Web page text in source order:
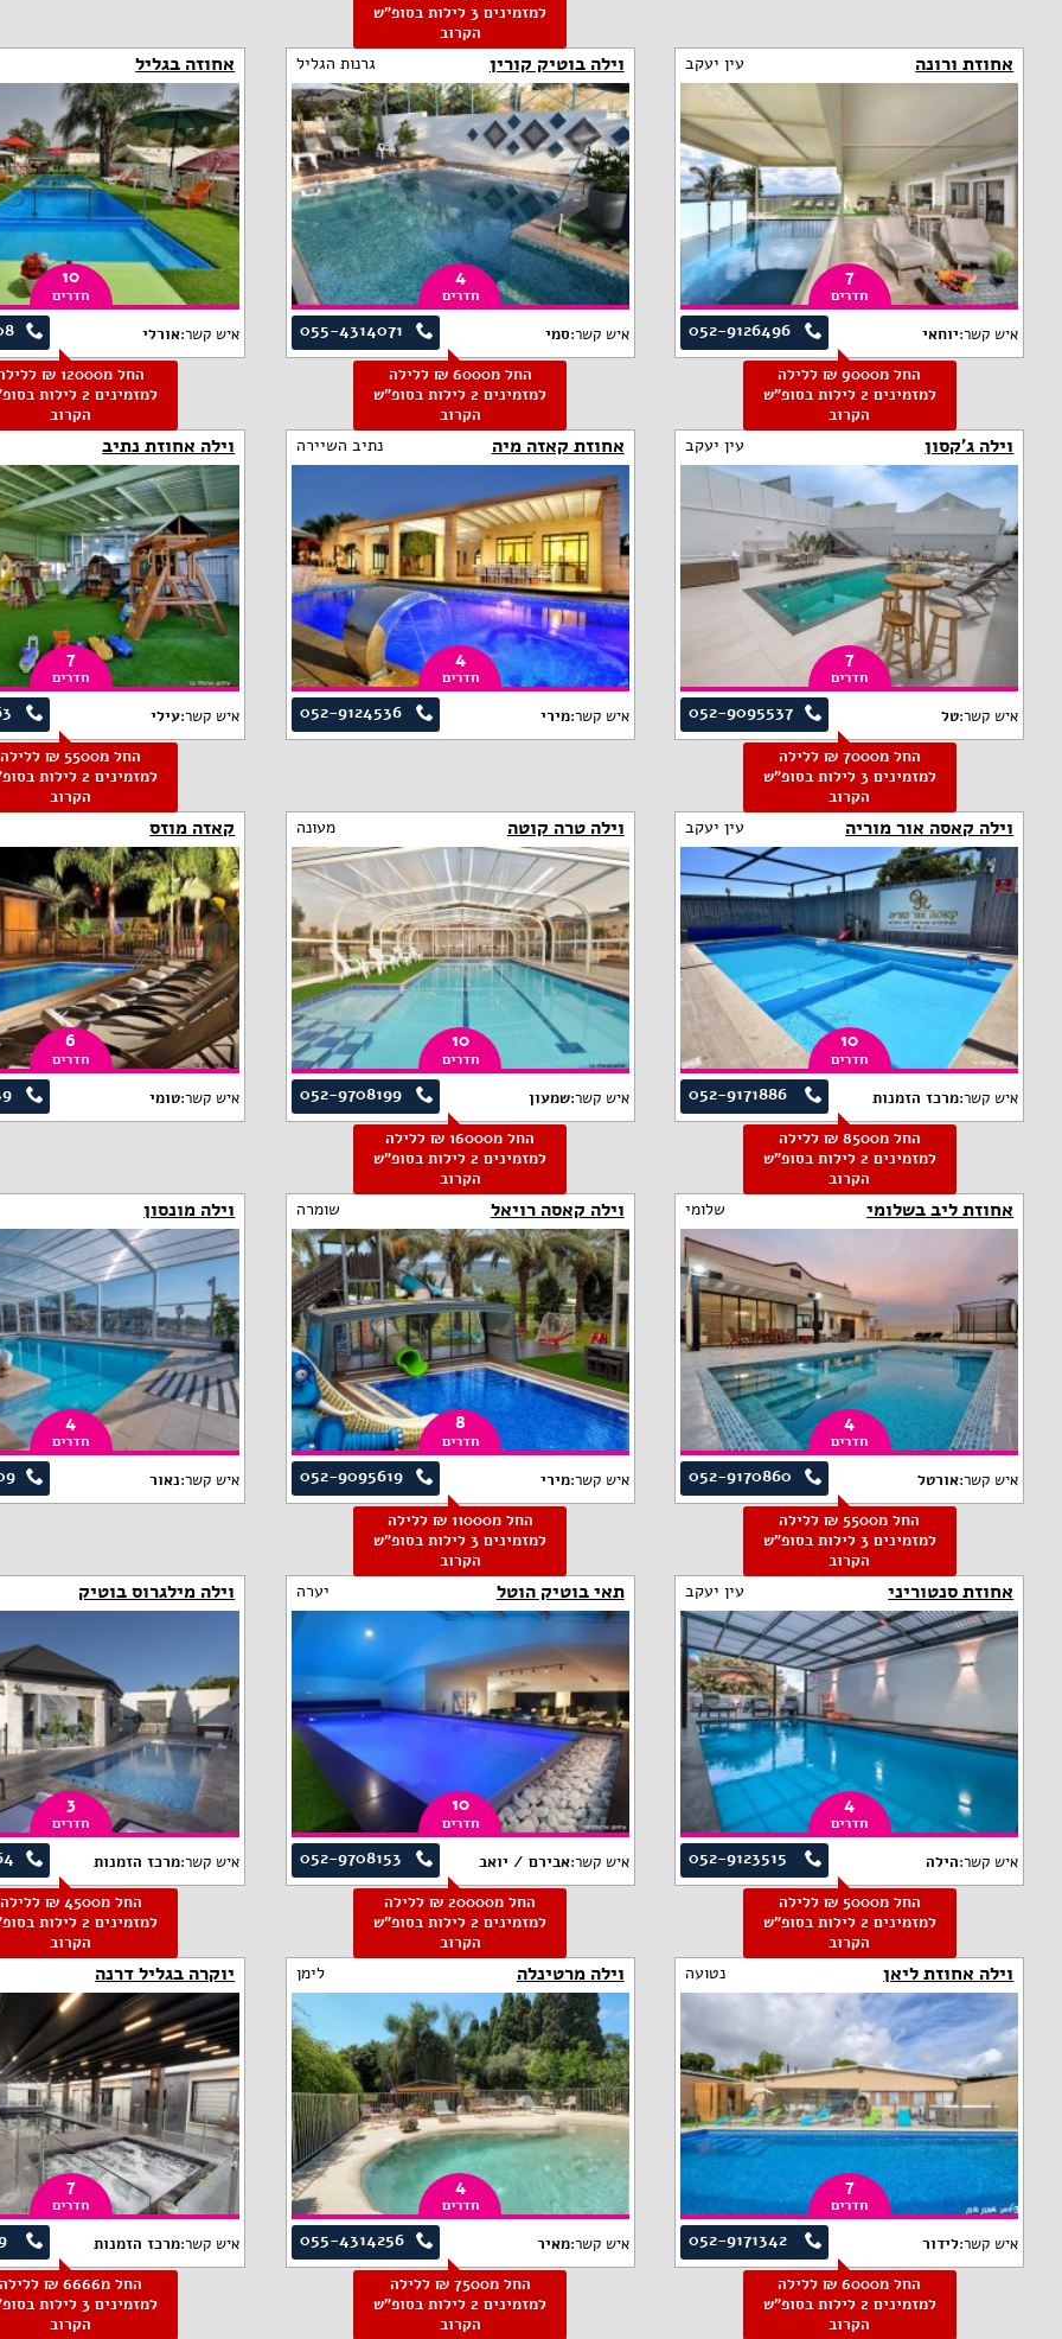
למזמינים 3 לילות בסופ"ש
הקרוב
אחוזת ורונה עין יעקב
7
חדרים
052-9126496 איש קשר:יוחאי
החל מ9000 ₪ ללילה
למזמינים 2 לילות בסופ"ש
הקרוב
וילה בוטיק קורין גרנות הגליל
4
חדרים
055-4314071 איש קשר:סמי
החל מ6000 ₪ ללילה
למזמינים 2 לילות בסופ"ש
הקרוב
אחוזה בגליל
10
חדרים
איש קשר:אורלי
החל מ12000 ₪
למזמינים 2 לילות
הקרוב
וילה ג'קסון עין יעקב
7
חדרים
052-9095537 איש קשר:טל
החל מ7000 ₪ ללילה
למזמינים 3 לילות בסופ"ש
הקרוב
אחוזת קאזה מיה נתיב השיירה
4
חדרים
052-9124536 איש קשר:מירי
וילה אחוזת נתיב
7
חדרים
איש קשר:עילי
החל מ5500 ₪ ללילה
למזמינים 2 לילות
הקרוב
וילה קאסה אור מוריה עין יעקב
10
חדרים
052-9171886 איש קשר:מרכז הזמנות
החל מ8500 ₪ ללילה
למזמינים 2 לילות בסופ"ש
הקרוב
וילה טרה קוטה מעונה
10
חדרים
052-9708199 איש קשר:שמעון
החל מ16000 ₪ ללילה
למזמינים 2 לילות בסופ"ש
הקרוב
קאזה מוזס
6
חדרים
איש קשר:טומי
אחוזת ליב בשלומי שלומי
4
חדרים
052-9170860 איש קשר:אורטל
החל מ5500 ₪ ללילה
למזמינים 3 לילות בסופ"ש
הקרוב
וילה קאסה רויאל שומרה
8
חדרים
052-9095619 איש קשר:מירי
החל מ11000 ₪ ללילה
למזמינים 3 לילות בסופ"ש
הקרוב
וילה מונסון
4
חדרים
איש קשר:נאור
אחוזת סנטוריני עין יעקב
4
חדרים
052-9123515 איש קשר:הילה
החל מ5000 ₪ ללילה
למזמינים 2 לילות בסופ"ש
הקרוב
תאי בוטיק הוטל יערה
10
חדרים
052-9708153 איש קשר:אבירם / יואב
החל מ20000 ₪ ללילה
למזמינים 2 לילות בסופ"ש
הקרוב
וילה מילגרוס בוטיק
3
חדרים
איש קשר:מרכז הזמנות
החל מ4500 ₪ ללילה
למזמינים 2 לילות
הקרוב
וילה אחוזת ליאן נטועה
7
חדרים
052-9171342 איש קשר:לידור
החל מ6000 ₪ ללילה
למזמינים 2 לילות בסופ"ש
הקרוב
וילה מרטינלה לימן
4
חדרים
055-4314256 איש קשר:מאיר
החל מ7500 ₪ ללילה
למזמינים 2 לילות בסופ"ש
הקרוב
יוקרה בגליל דרנה
7
חדרים
איש קשר:מרכז הזמנות
החל מ6666 ₪ ללילה
למזמינים 3 לילות
הקרוב